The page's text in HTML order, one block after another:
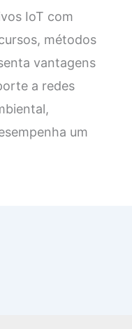
IoT com
métodos
vantagens
a redes
um